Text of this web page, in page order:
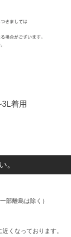
着用
。
部離島は除く）
くなっております。